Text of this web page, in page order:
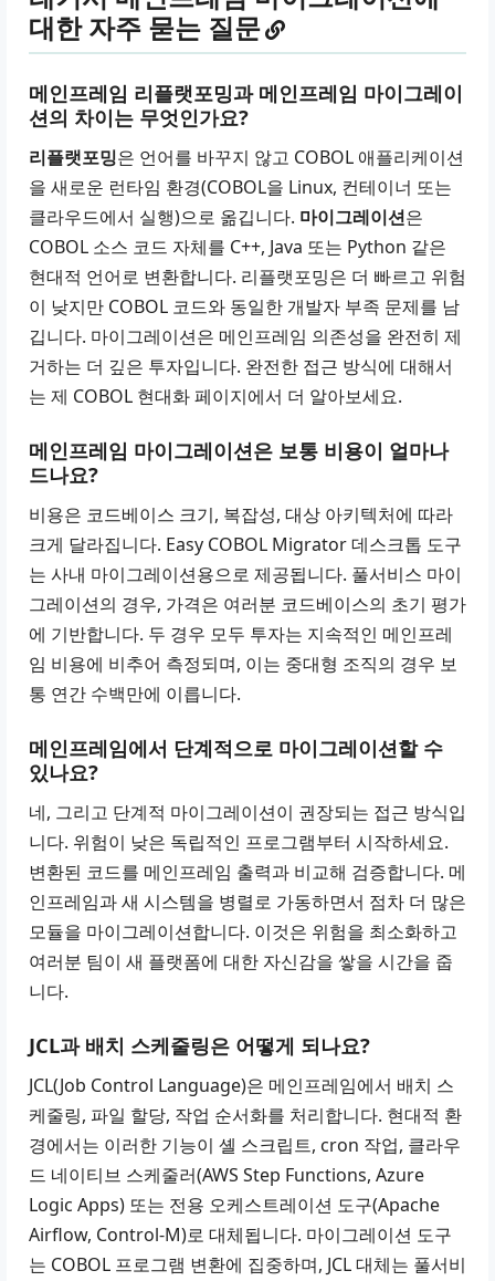
대한 자주 묻는 질문
메인프레임 리플랫포밍과 메인프레임 마이그레이
션의 차이는 무엇인가요?
리플랫포밍은 언어를 바꾸지 않고 COBOL 애플리케이션
을 새로운 런타임 환경(COBOL을 Linux, 컨테이너 또는
클라우드에서 실행)으로 옮깁니다. 마이그레이션은
COBOL 소스 코드 자체를 C++, Java 또는 Python 같은
현대적 언어로 변환합니다. 리플랫포밍은 더 빠르고 위험
이 낮지만 COBOL 코드와 동일한 개발자 부족 문제를 남
깁니다. 마이그레이션은 메인프레임 의존성을 완전히 제
거하는 더 깊은 투자입니다. 완전한 접근 방식에 대해서
는 제 COBOL 현대화페이지에서 더 알아보세요.
메인프레임 마이그레이션은 보통 비용이 얼마나
드나요?
비용은 코드베이스 크기, 복잡성, 대상 아키텍처에 따라
크게 달라집니다. Easy COBOL Migrator데스크톱 도구
는 사내 마이그레이션용으로 제공됩니다. 풀서비스 마이
그레이션의 경우, 가격은 여러분 코드베이스의 초기 평가
에 기반합니다. 두 경우 모두 투자는 지속적인 메인프레
임 비용에 비추어 측정되며, 이는 중대형 조직의 경우 보
통 연간 수백만에 이릅니다.
메인프레임에서 단계적으로 마이그레이션할 수
있나요?
네, 그리고 단계적 마이그레이션이 권장되는 접근 방식입
니다. 위험이 낮은 독립적인 프로그램부터 시작하세요.
변환된 코드를 메인프레임 출력과 비교해 검증합니다. 메
인프레임과 새 시스템을 병렬로 가동하면서 점차 더 많은
모듈을 마이그레이션합니다. 이것은 위험을 최소화하고
여러분 팀이 새 플랫폼에 대한 자신감을 쌓을 시간을 줍
니다.
JCL과 배치 스케줄링은 어떻게 되나요?
JCL(Job Control Language)은 메인프레임에서 배치 스
케줄링, 파일 할당, 작업 순서화를 처리합니다. 현대적 환
경에서는 이러한 기능이 셸 스크립트, cron 작업, 클라우
드 네이티브 스케줄러(AWS Step Functions, Azure
Logic Apps) 또는 전용 오케스트레이션 도구(Apache
Airflow, Control-M)로 대체됩니다. 마이그레이션 도구
는 COBOL 프로그램 변환에 집중하며, JCL 대체는 풀서비